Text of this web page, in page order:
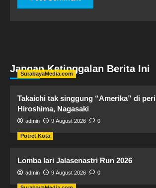
Jangan Ketinggalan Berita Ini
SurabayaMedia.com
Takaichi tak singgung “Amerika” di
Hiroshima, Nagasaki
admin 9 August 2026 0
Potret Kota
Lomba lari Jalasenastri Run 2026
admin 9 August 2026 0